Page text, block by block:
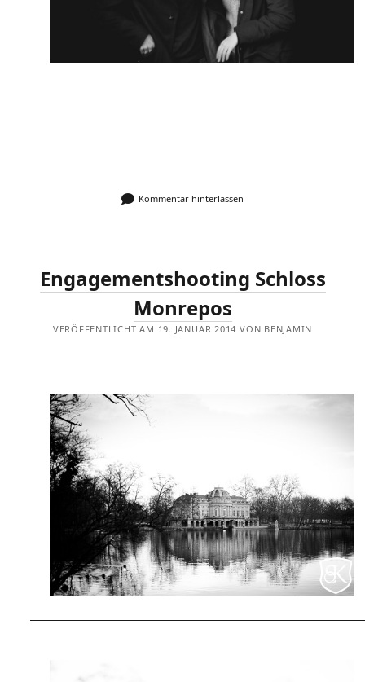
Kommentar hinterlassen
Engagementshooting Schloss
Monrepos
VERÖFFENTLICHT AM 19. JANUAR 2014 VON BENJAMIN